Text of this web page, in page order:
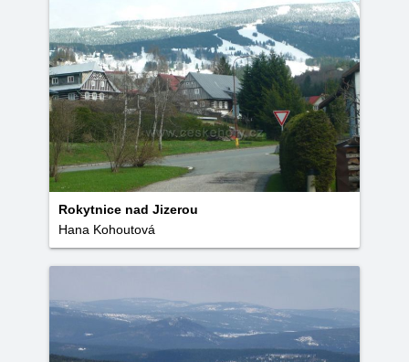
Rokytnice nad Jizerou
Hana Kohoutová